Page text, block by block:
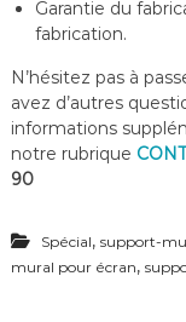
Garantie du
fabrication.
N’hésitez pas à
avez d’autres
informations
notre rubrique
90
Spécial, support-
mural pour écran,